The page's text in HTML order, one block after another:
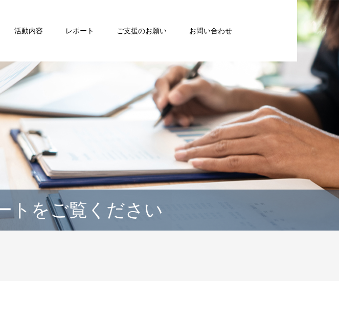
活動内容 レポート ご支援のお願い お問い合わせ
トをご覧ください